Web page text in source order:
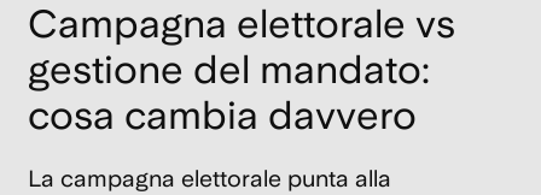
Campagna elettorale vs
gestione del mandato:
cosa cambia davvero
La campagna elettorale punta alla